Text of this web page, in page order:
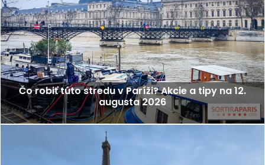
Čo robiť túto stredu v Paríži? Akcie a tipy na 12.
augusta 2026